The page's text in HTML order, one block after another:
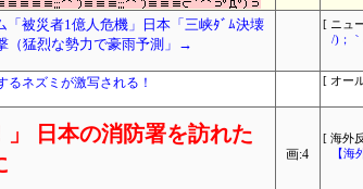
被災者1億人危機」日本「三峡ﾀﾞﾑ決壊
（猛烈な勢力で豪雨予測」→
[ ニュ
/)；
るネズミが激写される！
[ オー
日本の消防署を訪れた
画:4
[ 海外
【